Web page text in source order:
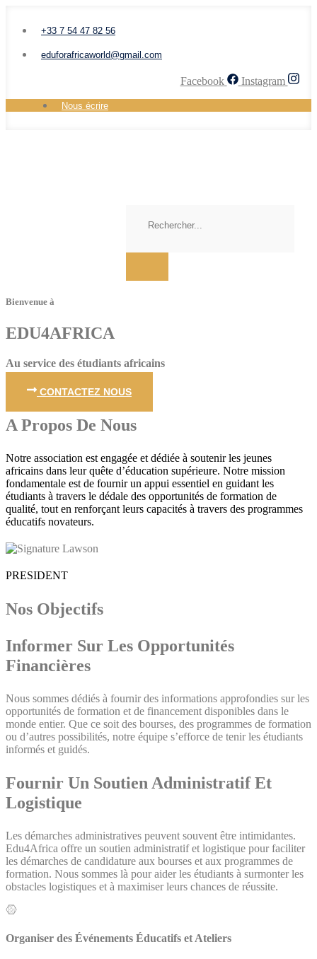
+33 7 54 47 82 56
eduforafricaworld@gmail.com
Facebook Instagram
Nous écrire
Bienvenue à
EDU4AFRICA
Au service des étudiants africains
CONTACTEZ NOUS
A Propos De Nous
Notre association est engagée et dédiée à soutenir les jeunes
africains dans leur quête d’éducation supérieure. Notre mission
fondamentale est de fournir un appui essentiel en guidant les
étudiants à travers le dédale des opportunités de formation de
qualité, tout en renforçant leurs capacités à travers des programmes
éducatifs novateurs.
PRESIDENT
Nos Objectifs
Informer Sur Les Opportunités
Financières
Nous sommes dédiés à fournir des informations approfondies sur les
opportunités de formation et de financement disponibles dans le
monde entier. Que ce soit des bourses, des programmes de formation
ou d’autres possibilités, notre équipe s’efforce de tenir les étudiants
informés et guidés.
Fournir Un Soutien Administratif Et
Logistique
Les démarches administratives peuvent souvent être intimidantes.
Edu4Africa offre un soutien administratif et logistique pour faciliter
les démarches de candidature aux bourses et aux programmes de
formation. Nous sommes là pour aider les étudiants à surmonter les
obstacles logistiques et à maximiser leurs chances de réussite.
Organiser des Événements Éducatifs et Ateliers